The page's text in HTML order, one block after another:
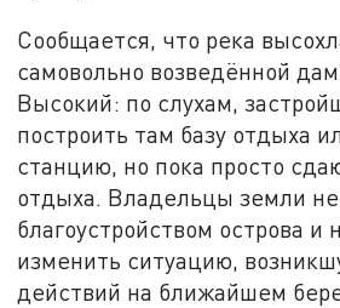
Сообщается, что река
самовольно возведённой
Высокий: по слухам,
построить там базу отдыха
станцию, но пока просто
отдыха. Владельцы земли
благоустройством острова и
изменить ситуацию,
действий на ближайшем